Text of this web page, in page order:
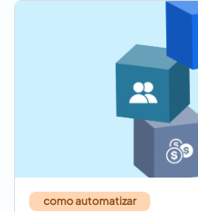
como automatizar